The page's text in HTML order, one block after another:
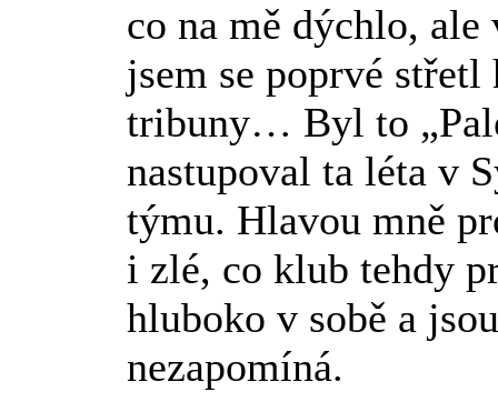
co na mě dýchlo,
jsem se poprvé střetl
tribuny… Byl to
nastupoval ta léta v
týmu. Hlavou mně
i zlé, co klub tehdy
hluboko v sobě a
nezapomíná.